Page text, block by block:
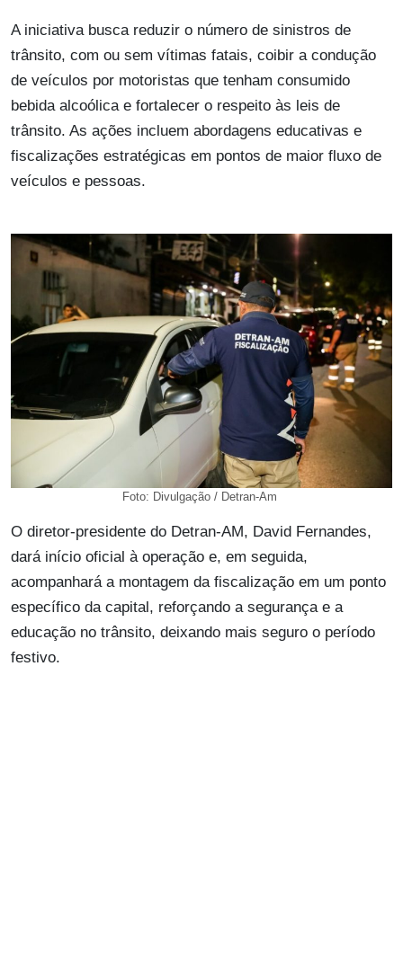
A iniciativa busca reduzir o número de sinistros de
trânsito, com ou sem vítimas fatais, coibir a condução
de veículos por motoristas que tenham consumido
bebida alcoólica e fortalecer o respeito às leis de
trânsito. As ações incluem abordagens educativas e
fiscalizações estratégicas em pontos de maior fluxo de
veículos e pessoas.
Foto: Divulgação / Detran-Am
O diretor-presidente do Detran-AM, David Fernandes,
dará início oficial à operação e, em seguida,
acompanhará a montagem da fiscalização em um ponto
específico da capital, reforçando a segurança e a
educação no trânsito, deixando mais seguro o período
festivo.